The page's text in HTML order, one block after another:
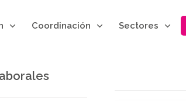
Coordinación Sectores